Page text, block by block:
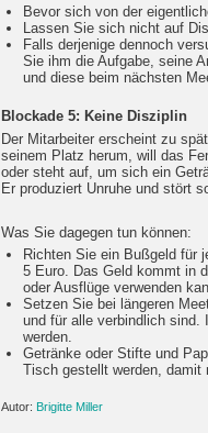
Bevor sich von der
Lassen Sie sich nicht auf
Falls derjenige dennoch
Sie ihm die Aufgabe, seine
und diese beim nächsten
Blockade 5: Keine Disziplin
Der Mitarbeiter erscheint zu
seinem Platz herum, will das
oder steht auf, um sich ein
Er produziert Unruhe und stört
Was Sie dagegen tun können:
Richten Sie ein Bußgeld für
5 Euro. Das Geld kommt in
oder Ausflüge verwenden
Setzen Sie bei längeren
und für alle verbindlich sind.
werden.
Getränke oder Stifte und
Tisch gestellt werden, damit
Autor: Brigitte Miller